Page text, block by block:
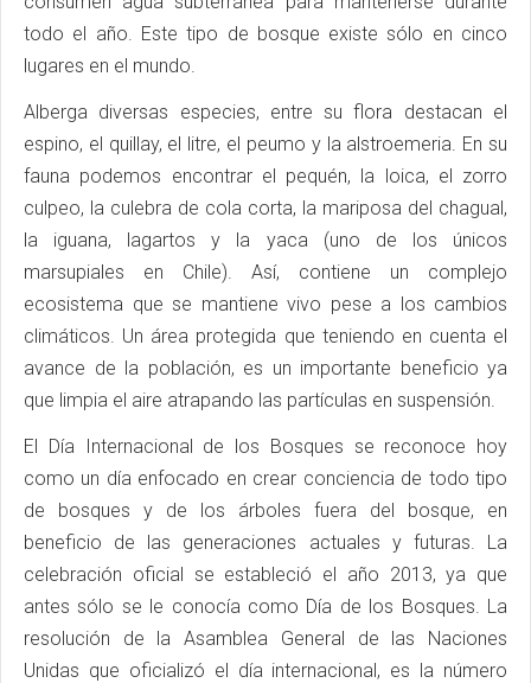
todo el año. Este tipo de bosque existe sólo en cinco
lugares en el mundo.
Alberga diversas especies, entre su flora destacan el
espino, el quillay, el litre, el peumo y la alstroemeria. En su
fauna podemos encontrar el pequén, la loica, el zorro
culpeo, la culebra de cola corta, la mariposa del chagual,
la iguana, lagartos y la yaca (uno de los únicos
marsupiales en Chile). Así, contiene un complejo
ecosistema que se mantiene vivo pese a los cambios
climáticos. Un área protegida que teniendo en cuenta el
avance de la población, es un importante beneficio ya
que limpia el aire atrapando las partículas en suspensión.
El Día Internacional de los Bosques se reconoce hoy
como un día enfocado en crear conciencia de todo tipo
de bosques y de los árboles fuera del bosque, en
beneficio de las generaciones actuales y futuras. La
celebración oficial se estableció el año 2013, ya que
antes sólo se le conocía como Día de los Bosques. La
resolución de la Asamblea General de las Naciones
Unidas que oficializó el día internacional, es la número